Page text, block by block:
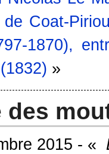
Coat-
1870),
»
des
2015 - «